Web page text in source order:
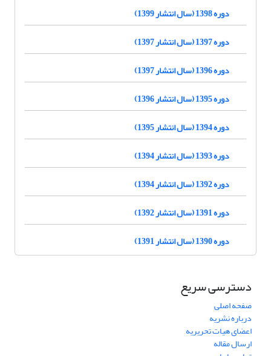
دوره 1398 (سال انتشار 1399)
دوره 1397 (سال انتشار 1397)
دوره 1396 (سال انتشار 1397)
دوره 1395 (سال انتشار 1396)
دوره 1394 (سال انتشار 1395)
دوره 1393 (سال انتشار 1394)
دوره 1392 (سال انتشار 1394)
دوره 1391 (سال انتشار 1392)
دوره 1390 (سال انتشار 1391)
دسترسی سریع
صفحه اصلی
درباره نشریه
اعضای هیات تحریریه
ارسال مقاله